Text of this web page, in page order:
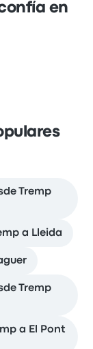
en
Tremp
a Lleida
Tremp
a El Pont